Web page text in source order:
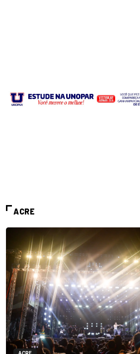
ACRE